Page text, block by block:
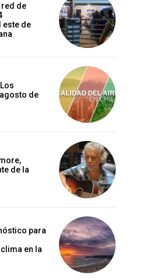
red de
este de
de
de la
para
en la